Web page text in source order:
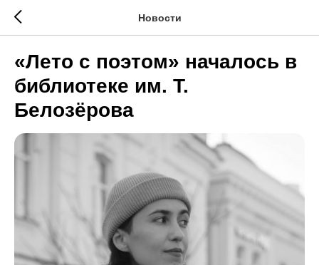
Новости
«Лето с поэтом» началось в
библиотеке им. Т.
Белозёрова